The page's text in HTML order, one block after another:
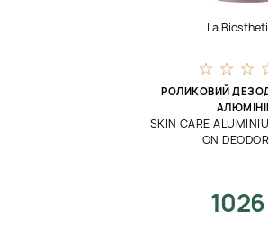
La
РОЛИКОВИЙ
SKIN CARE
ON